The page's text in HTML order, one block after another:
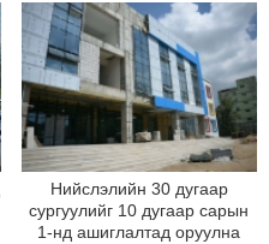
Нийслэлийн 30 дугаар
сургуулийг 10 дугаар сарын
1-нд ашиглалтад оруулна